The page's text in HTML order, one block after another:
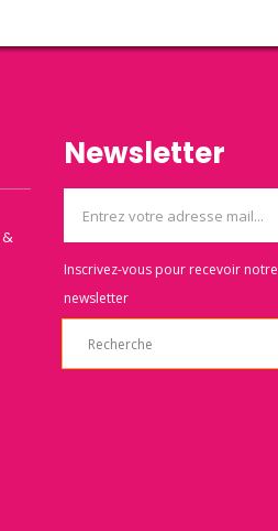
Newsletter
Inscrivez-vous pour recevoir notre
newsletter